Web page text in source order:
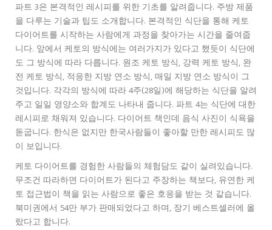
파트 3은 본격적인 레시피를 위한 기초를 알려줍니다. 주방 제품
을 다루는 기술과 팁도 소개합니다. 본격적인 식단을 통해 케토
다이어트를 시작하는 사람에게 과정을 찾아가는 시간을 줄여줍
니다. 앞에서 케토의 방식에는 여러가지가 있다고 했듯이 식단에
도 그 방식에 따라 다릅니다. 원조 케토 방식, 강력 케토 방식, 완
전 케토 방식, 적응한 지방 연소 방식, 매일 지방 연소 방식이 그
것입니다. 각각의 방식에 따라 4주(28일)에 해당하는 식단을 알려
주고 일일 영양소와 합계도 나타내 줍니다. 파트 4는 식단에 대한
레시피로 채워져 있습니다. 다이어트 책인데 음식 사진이 식욕을
돋굽니다. 한식은 없지만 한국사람들이 좋아할 만한 레시피도 많
이 보입니다.
케토 다이어트를 경험한 사람들의 체험담도 같이 실려있습니다.
무조건 따라하면 다이어트가 된다고 주장하는 책보다, 유연한 케
토 접근법이 책을 읽는 사람으로 좋은 호응을 받는 것 같습니다.
북미권에서 54만 부가 판매되었다고 하며, 장기 베스트셀러에 올
랐다고 합니다.